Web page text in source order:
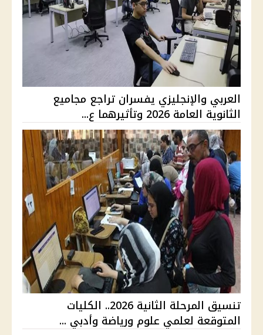
العربي والإنجليزي يفسران تراجع مجاميع
الثانوية العامة 2026 وتأثيرهما ع...
تنسيق المرحلة الثانية 2026.. الكليات
المتوقعة لعلمي علوم ورياضة وأدبي ...